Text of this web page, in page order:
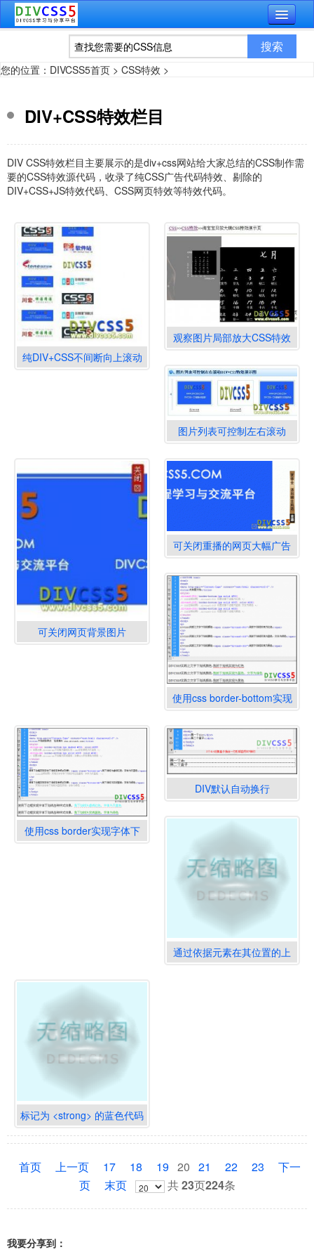
您的位置： DIVCSS5首页 > CSS特效 >
DIV+CSS特效栏目
DIV CSS特效栏目主要展示的是div+css网站给大家总结的CSS制作需
要的CSS特效源代码，收录了纯CSS广告代码特效、剔除的
DIV+CSS+JS特效代码、CSS网页特效等特效代码。
纯DIV+CSS不间断向上滚动
观察图片局部放大CSS特效
图片列表可控制左右滚动
可关闭网页背景图片
可关闭重播的网页大幅广告
使用css border-bottom实现
使用css border实现字体下
DIV默认自动换行
通过依据元素在其位置的上
标记为 <strong> 的蓝色代码
的上下文关系
首页 上一页 17 18 19 20 21 22 23
下一
页
末页 共23页224条
我要分享到：